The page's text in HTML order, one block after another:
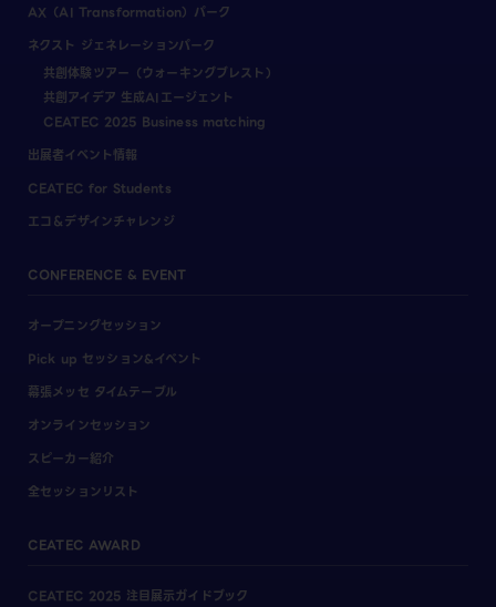
AX（AI Transformation）パーク
ネクスト ジェネレーションパーク
共創体験ツアー（ウォーキングブレスト）
共創アイデア 生成AIエージェント
CEATEC 2025 Business matching
出展者イベント情報
CEATEC for Students
エコ＆デザインチャレンジ
CONFERENCE & EVENT
オープニングセッション
Pick up セッション&イベント
幕張メッセ タイムテーブル
オンラインセッション
スピーカー紹介
全セッションリスト
CEATEC AWARD
CEATEC 2025 注目展示ガイドブック